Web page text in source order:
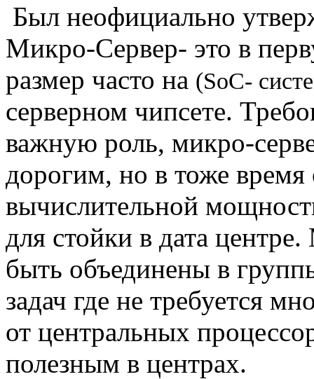
Был неофициально
Микро-Сервер- это в
размер часто на (SoC-
серверном чипсете.
важную роль, микро-
дорогим, но в тоже
вычислительной
для стойки в дата
быть объединены в
задач где не требуется
от центральных
полезным в центрах.